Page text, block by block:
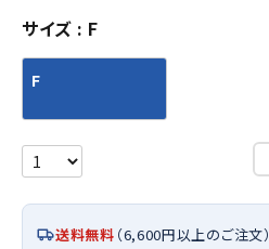
サイズ F
F
送料無料 （6,600円以上のご注文）